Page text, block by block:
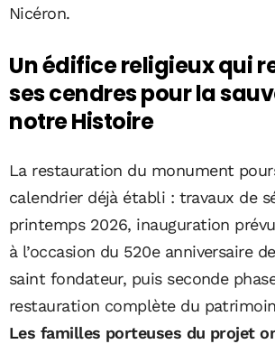
Nicéron.
Un édifice religieux qui
ses cendres pour la
notre Histoire
La restauration du monument
calendrier déjà établi : travaux de
printemps 2026, inauguration
à l’occasion du 520e anniversaire
saint fondateur, puis seconde
restauration complète du
Les familles porteuses du projet